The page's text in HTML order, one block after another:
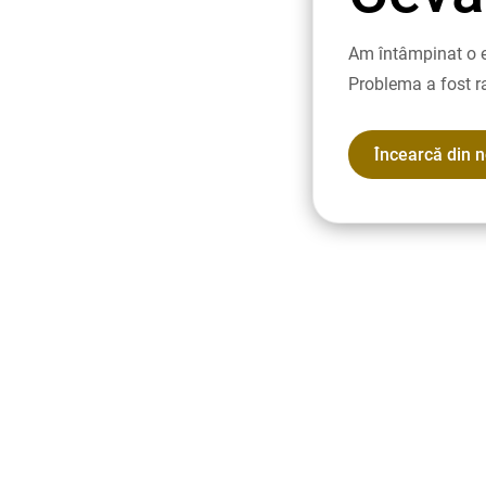
Am întâmpinat o
Problema a fost
Încearcă din